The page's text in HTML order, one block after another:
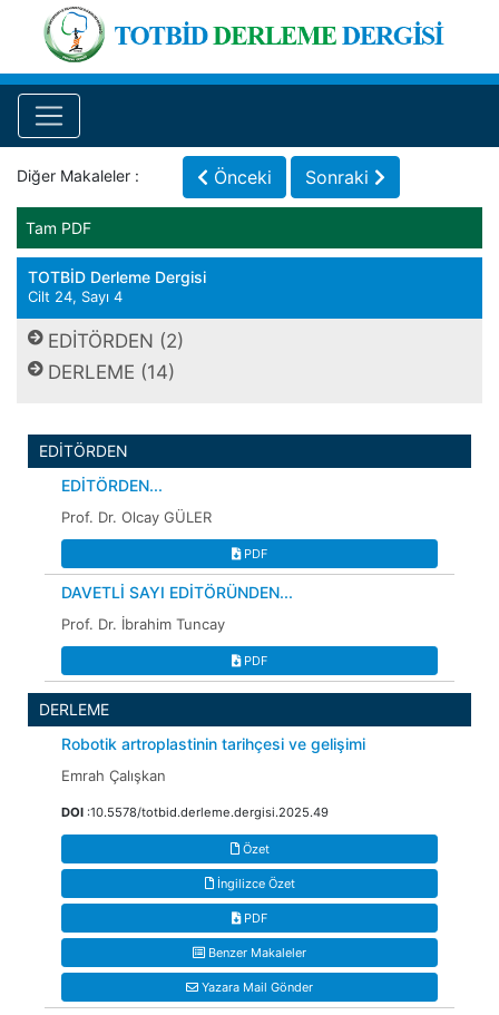
Diğer Makaleler : Önceki Sonraki
Tam PDF
TOTBİD Derleme Dergisi
Cilt 24, Sayı 4
EDİTÖRDEN (2)
DERLEME (14)
EDİTÖRDEN
EDİTÖRDEN...
Prof. Dr. Olcay GÜLER
PDF
DAVETLİ SAYI EDİTÖRÜNDEN...
Prof. Dr. İbrahim Tuncay
PDF
DERLEME
Robotik artroplastinin tarihçesi ve gelişimi
Emrah Çalışkan
DOI :10.5578/totbid.derleme.dergisi.2025.49
Özet
İngilizce Özet
PDF
Benzer Makaleler
Yazara Mail Gönder